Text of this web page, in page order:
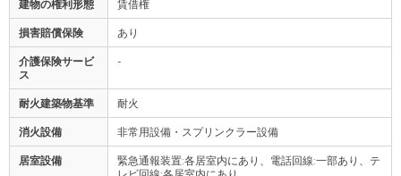
建物の権利形態 賃借権
損害賠償保険 あり
介護保険サービ
ス
-
耐火建築物基準 耐火
消火設備 非常用設備・スプリンクラー設備
居室設備
緊急通報装置:各居室内にあり、電話回線:一部あり、テ